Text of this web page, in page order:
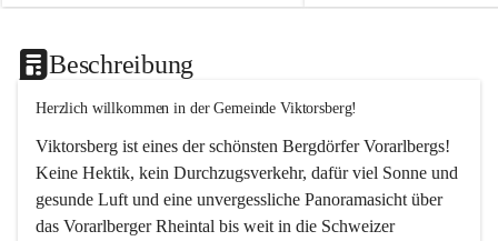
Beschreibung
Herzlich willkommen in der Gemeinde Viktorsberg!
Viktorsberg ist eines der schönsten Bergdörfer Vorarlbergs!
Keine Hektik, kein Durchzugsverkehr, dafür viel Sonne und
gesunde Luft und eine unvergessliche Panoramasicht über
das Vorarlberger Rheintal bis weit in die Schweizer